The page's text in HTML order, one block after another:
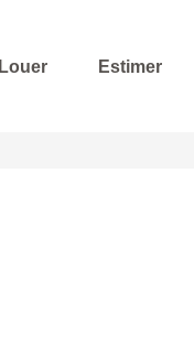
Louer Estimer